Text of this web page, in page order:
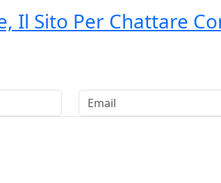
Il Sito Per Chattare